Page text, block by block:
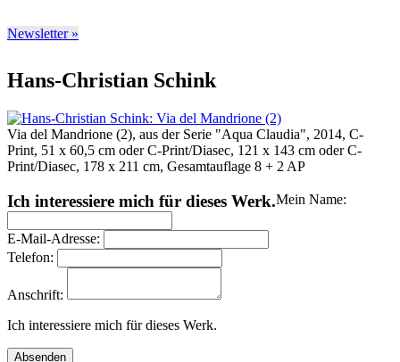
Newsletter »
Hans-Christian Schink
Via del Mandrione (2), aus der Serie "Aqua Claudia", 2014, C-
Print, 51 x 60,5 cm oder C-Print/Diasec, 121 x 143 cm oder C-
Print/Diasec, 178 x 211 cm, Gesamtauflage 8 + 2 AP
Ich interessiere mich für dieses Werk.Mein Name:
E-Mail-Adresse:
Telefon:
Anschrift:
Ich interessiere mich für dieses Werk.
Absenden